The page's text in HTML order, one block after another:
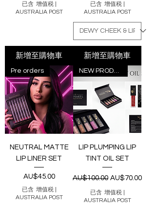
已含 增值税|
AUSTRALIA POST
新增至購物車
已含 增值税|
AUSTRALIA POST
新增至購物車
Pre orders
NEUTRAL MATTE
LIP LINER SET
價格
AU$45.00
已含 增值税|
AUSTRALIA POST
NEW PRODUCT
LIP PLUMPING LIP
TINT OIL SET
一般價格
AU$100.00 促銷價格
AU$70.00
已含 增值税|
AUSTRALIA POST